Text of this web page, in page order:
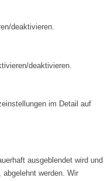
deaktivieren.
deaktivieren.
im Detail auf
ausgeblendet wird und
werden. Wir